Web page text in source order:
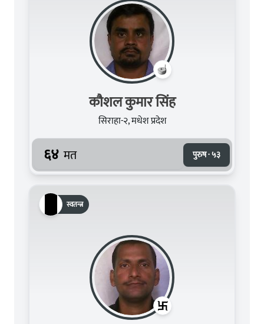
कौशल कुमार सिंह
सिराहा-२, मधेश प्रदेश
६४ मत पुरुष · ५३
स्वतन्त्र